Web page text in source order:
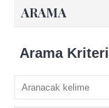
ARAMA
Arama Kriteri